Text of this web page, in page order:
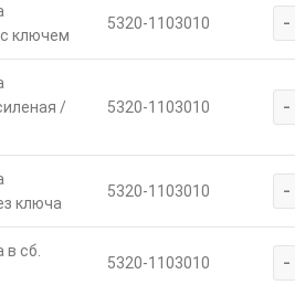
ключем
5320-1103010 -
/
5320-1103010 -
ключа
5320-1103010 -
сб.
5320-1103010 -